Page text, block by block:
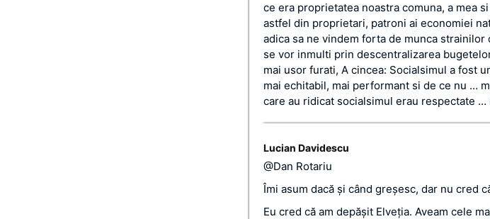
ce era proprietatea noastra comuna, a mea
astfel din proprietari, patroni ai economiei
adica sa ne vindem forta de munca
se vor inmulti prin descentralizarea
mai usor furati, A cincea: Socialsimul a fost
mai echitabil, mai performant si de ce nu …
care au ridicat socialsimul erau respectate
Lucian Davidescu
@Dan Rotariu
Îmi asum dacă şi când greşesc, dar nu cred
Eu cred că am depăşit Elveţia. Aveam cele